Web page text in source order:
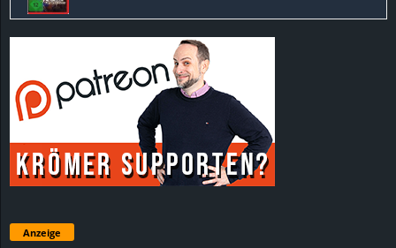
Anzeige